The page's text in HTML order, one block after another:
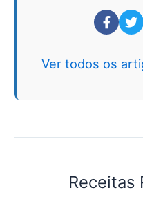
Ver todos os
Receitas